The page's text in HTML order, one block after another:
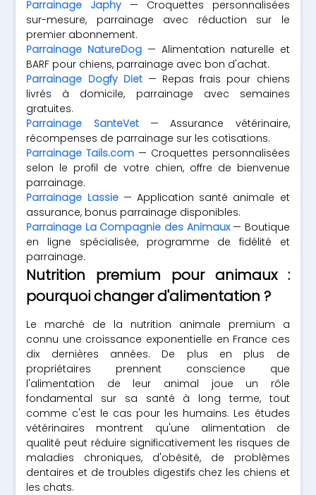
Parrainage Japhy — Croquettes personnalisées
sur-mesure, parrainage avec réduction sur le
premier abonnement.
Parrainage NatureDog — Alimentation naturelle et
BARF pour chiens, parrainage avec bon d'achat.
Parrainage Dogfy Diet— Repas frais pour chiens
livrés à domicile, parrainage avec semaines
gratuites.
Parrainage SanteVet— Assurance vétérinaire,
récompenses de parrainage sur les cotisations.
Parrainage Tails.com — Croquettes personnalisées
selon le profil de votre chien, offre de bienvenue
parrainage.
Parrainage Lassie— Application santé animale et
assurance, bonus parrainage disponibles.
Parrainage La Compagnie des Animaux— Boutique
en ligne spécialisée, programme de fidélité et
parrainage.
Nutrition premium pour animaux :
pourquoi changer d'alimentation ?
Le marché de la nutrition animale premium a
connu une croissance exponentielle en France ces
dix dernières années. De plus en plus de
propriétaires prennent conscience que
l'alimentation de leur animal joue un rôle
fondamental sur sa santé à long terme, tout
comme c'est le cas pour les humains. Les études
vétérinaires montrent qu'une alimentation de
qualité peut réduire significativement les risques de
maladies chroniques, d'obésité, de problèmes
dentaires et de troubles digestifs chez les chiens et
les chats.